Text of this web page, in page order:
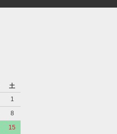
土
1
8
15